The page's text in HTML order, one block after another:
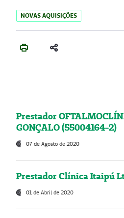
NOVAS AQUISIÇÕES
Prestador
GONÇALO (55004164-2)
07 de Agosto de 2020
Prestador Clínica Itaipú
01 de Abril de 2020